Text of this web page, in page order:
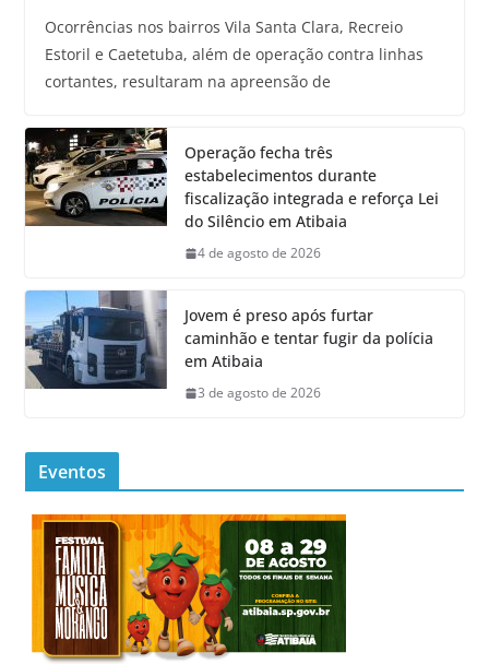
Ocorrências nos bairros Vila Santa Clara, Recreio
Estoril e Caetetuba, além de operação contra linhas
cortantes, resultaram na apreensão de
Operação fecha três
estabelecimentos durante
fiscalização integrada e reforça Lei
do Silêncio em Atibaia
4 de agosto de 2026
Jovem é preso após furtar
caminhão e tentar fugir da polícia
em Atibaia
3 de agosto de 2026
Eventos